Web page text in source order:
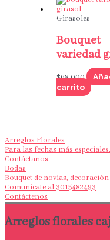
Girasoles
Bouquet
variedad
$68,000
carrito
Arreglos Florales
Para las fechas más
Contáctanos
Bodas
Bouquet de novias,
Comunícate al 3015482493
Contáctenos
Arreglos florales